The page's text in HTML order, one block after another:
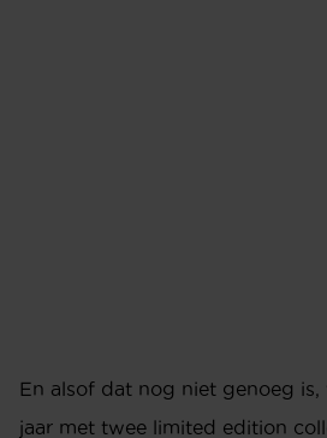
En alsof dat nog niet genoeg is,
jaar met twee limited edition